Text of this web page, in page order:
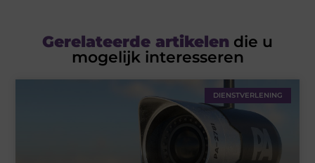
Gerelateerde artikelen die u
mogelijk interesseren
DIENSTVERLENING